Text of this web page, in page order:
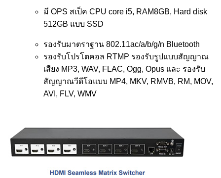
มี OPS สเป็ค CPU core i5, RAM8GB, Hard disk
512GB แบบ SSD
รองรับมาตราฐาน 802.11ac/a/b/g/n Bluetooth
รองรับโปรโตคอล RTMP รองรับรูปแบบสัญญาณ
เสียง MP3, WAV, FLAC, Ogg, Opus และ รองรับ
สัญญาณวีดีโอแบบ MP4, MKV, RMVB, RM, MOV,
AVI, FLV, WMV